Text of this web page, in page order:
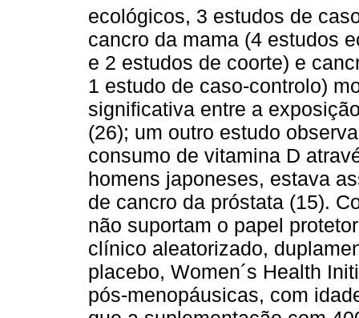
ecológicos, 3 estudos de
cancro da mama (4 estudos
e 2 estudos de coorte) e
1 estudo de caso-controlo)
significativa entre a
(26); um outro estudo
consumo de vitamina D
homens japoneses, estava
de cancro da próstata (15).
não suportam o papel
clínico aleatorizado,
placebo, Women´s Health
pós-menopáusicas, com